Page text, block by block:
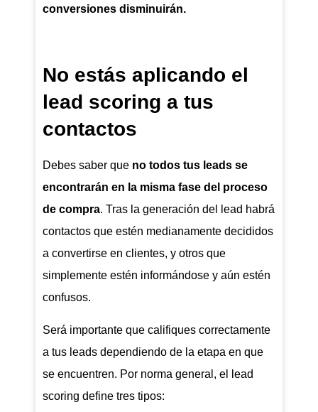
conversiones disminuirán.
No estás aplicando el
lead scoring a tus
contactos
Debes saber que no todos tus leads se
encontrarán en la misma fase del proceso
de compra. Tras la generación del lead habrá
contactos que estén medianamente decididos
a convertirse en clientes, y otros que
simplemente estén informándose y aún estén
confusos.
Será importante que califiques correctamente
a tus leads dependiendo de la etapa en que
se encuentren. Por norma general, el lead
scoring define tres tipos: